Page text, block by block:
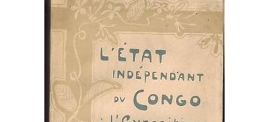
Art & Collectables
CLOSE